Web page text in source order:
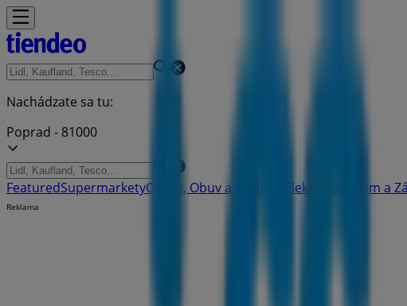
Nachádzate sa tu:
Poprad - 81000
FeaturedSupermarketyOdevy, Obuv a Doplnky Elektronika Dom a
Reklama